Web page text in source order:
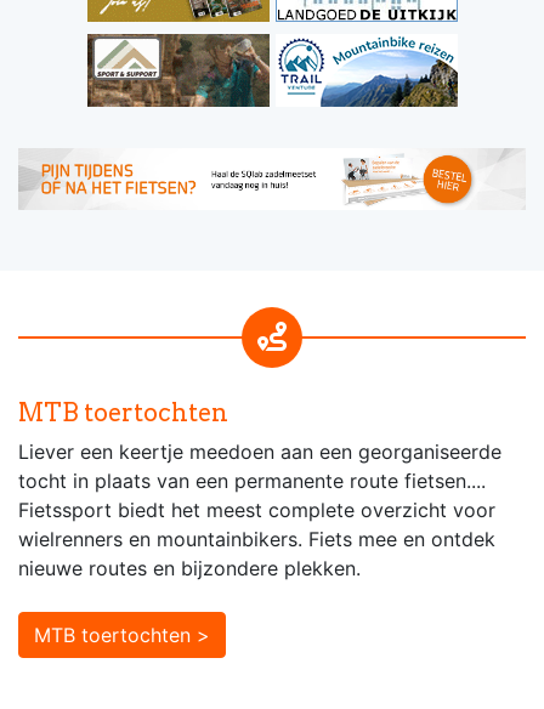
MTB toertochten
Liever een keertje meedoen aan een georganiseerde
tocht in plaats van een permanente route fietsen....
Fietssport biedt het meest complete overzicht voor
wielrenners en mountainbikers. Fiets mee en ontdek
nieuwe routes en bijzondere plekken.
MTB toertochten >